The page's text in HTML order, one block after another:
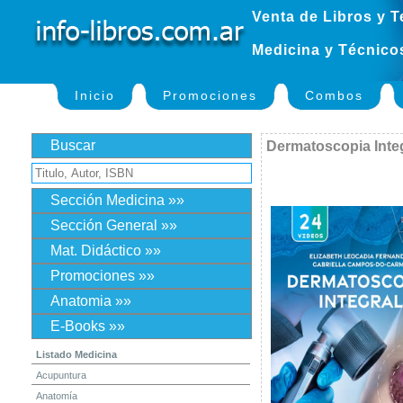
Venta de Libros y
Medicina y
Inicio Promociones Combos
Buscar
Sección Medicina »»
Sección General »»
Mat. Didáctico »»
Promociones »»
Anatomia »»
E-Books »»
Listado Medicina
Acupuntura
Anatomía
Dermatoscopia